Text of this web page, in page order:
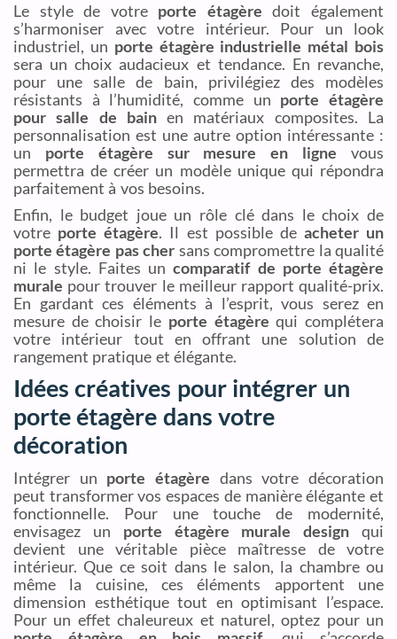
Le style de votre porte étagère doit également
s’harmoniser avec votre intérieur. Pour un look
industriel, un porte étagère industrielle métal bois
sera un choix audacieux et tendance. En revanche,
pour une salle de bain, privilégiez des modèles
résistants à l’humidité, comme un porte étagère
pour salle de bainen matériaux composites. La
personnalisation est une autre option intéressante :
un porte étagère sur mesure en ligne vous
permettra de créer un modèle unique qui répondra
parfaitement à vos besoins.
Enfin, le budget joue un rôle clé dans le choix de
votre porte étagère. Il est possible de acheter un
porte étagère pas cher sans compromettre la qualité
ni le style. Faites uncomparatif de porte étagère
murale pour trouver le meilleur rapport qualité-prix.
En gardant ces éléments à l’esprit, vous serez en
mesure de choisir le porte étagère qui complétera
votre intérieur tout en offrant une solution de
rangement pratique et élégante.
Idées créatives pour intégrer un
porte étagère dans votre
décoration
Intégrer un porte étagère dans votre décoration
peut transformer vos espaces de manière élégante et
fonctionnelle. Pour une touche de modernité,
envisagez un porte étagère murale design qui
devient une véritable pièce maîtresse de votre
intérieur. Que ce soit dans le salon, la chambre ou
même la cuisine, ces éléments apportent une
dimension esthétique tout en optimisant l’espace.
Pour un effet chaleureux et naturel, optez pour un